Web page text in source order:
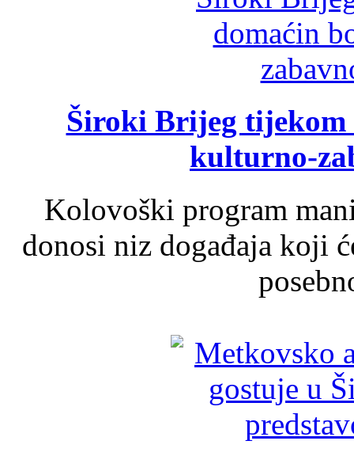
Široki Brijeg tijekom
kulturno-
Kolovoški program
donosi niz događaja koji